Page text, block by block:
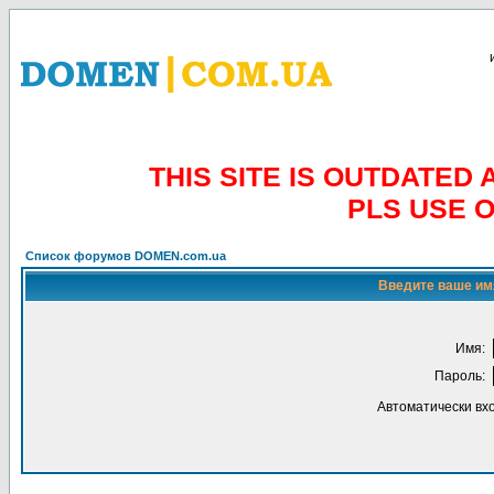
THIS SITE IS OUTDATED
PLS USE
Список форумов DOMEN.com.ua
Введите ваше
Имя:
Пароль:
Автоматически